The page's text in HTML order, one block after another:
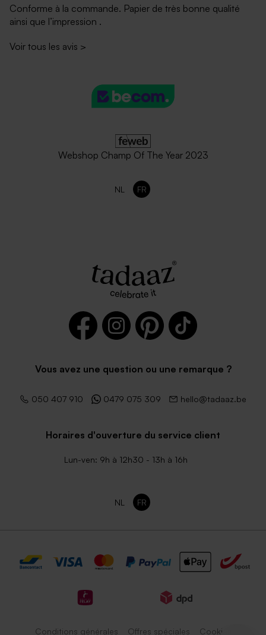
Conforme à la commande. Papier de très bonne qualité
ainsi que l’impression .
Voir tous les avis >
Webshop Champ Of The Year 2023
NL FR
Vous avez une question ou une remarque ?
050 407 910 0479 075 309 hello@tadaaz.be
Horaires d'ouverture du service client
Lun-ven: 9h à 12h30 - 13h à 16h
NL FR
Conditions générales Offres spéciales Cookies